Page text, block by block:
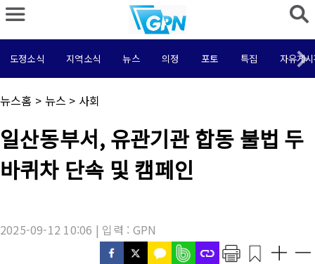
도정소식 지역소식 뉴스 의정 포토 특집 자유게
채
널
:
뉴스홈 > 뉴스 > 사회
기
사
목
:
일산동부서, 유관기관 합동 불법 두
바퀴차 단속 및 캠페인
2025-09-12 10:06 | 입력 : GPN